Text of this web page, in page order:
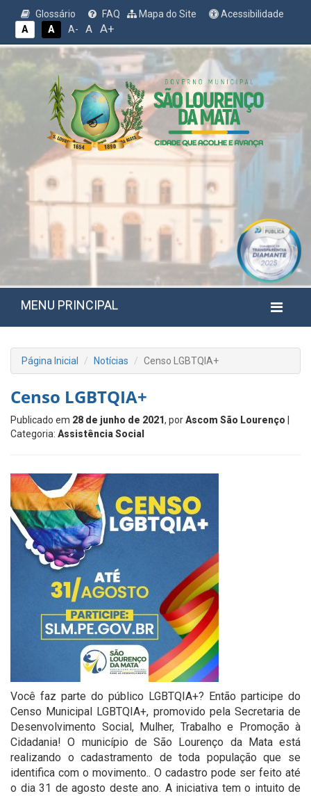
Glossário FAQ Mapa do Site
Acessibilidade
A
A A- A A+
MENU PRINCIPAL
Página Inicial Notícias Censo LGBTQIA+
Censo LGBTQIA+
Publicado em 28 de junho de 2021, porAscom São Lourenço
Categoria: Assistência Social
Você faz parte do público LGBTQIA+? Então participe do
Censo Municipal LGBTQIA+, promovido pela Secretaria de
Desenvolvimento Social, Mulher, Trabalho e Promoção à
Cidadania! O município de São Lourenço da Mata está
realizando o cadastramento de toda população que se
identifica com o movimento.. O cadastro pode ser feito até
o dia 31 de agosto deste ano. A iniciativa tem o intuito de